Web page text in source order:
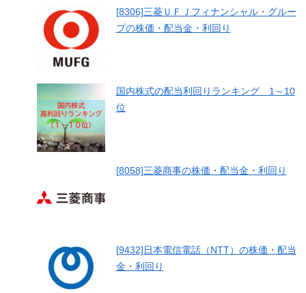
[8306]三菱ＵＦＪフィナンシャル・グルー
プの株価・配当金・利回り
国内株式の配当利回りランキング 1～10
位
[8058]三菱商事の株価・配当金・利回り
[9432]日本電信電話（NTT）の株価・配当
金・利回り